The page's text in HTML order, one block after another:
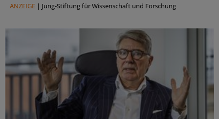
ANZEIGE | Jung-Stiftung für Wissenschaft und Forschung